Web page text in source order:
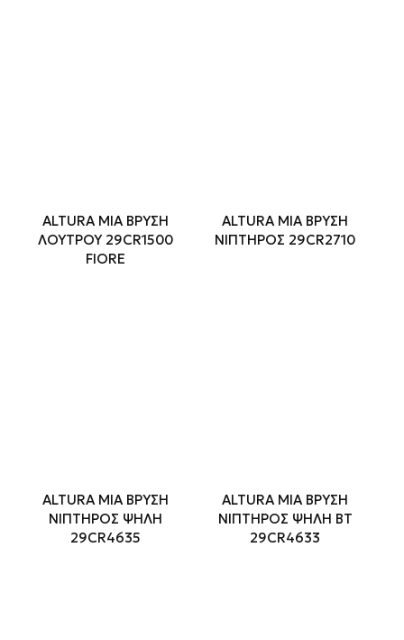
ALTURA MIA ΒΡΥΣΗ
ΛΟΥΤΡΟΥ 29CR1500
FIORE
ALTURA MIA ΒΡΥΣΗ
ΝΙΠΤΗΡΟΣ 29CR2710
ALTURA MIA ΒΡΥΣΗ
ΝΙΠΤΗΡΟΣ ΨΗΛΗ
29CR4635
ALTURA MIA ΒΡΥΣΗ
ΝΙΠΤΗΡΟΣ ΨΗΛΗ ΒΤ
29CR4633